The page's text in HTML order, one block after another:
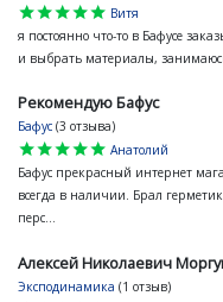
star
star
star
star
star
Витя
я постоянно что-то в Бафусе
и выбрать материалы,
Рекомендую Бафус
Бафус (3 отзыва)
star
star
star
star
star
Анатолий
Бафус прекрасный интернет
всегда в наличии. Брал
перс...
Алексей Николаевич
Эксподинамика (1 отзыв)